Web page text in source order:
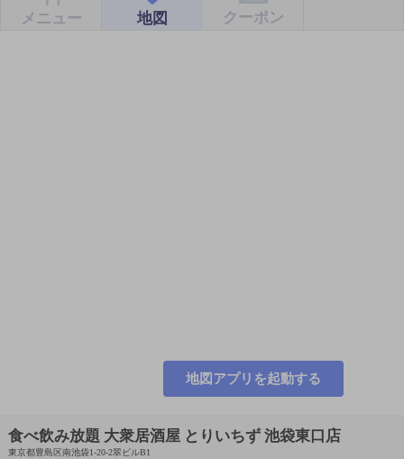
メニュー 地図 クーポン
地図アプリを起動する
食べ飲み放題 大衆居酒屋 とりいちず 池袋東口店
東京都豊島区南池袋1-20-2翠ビルB1